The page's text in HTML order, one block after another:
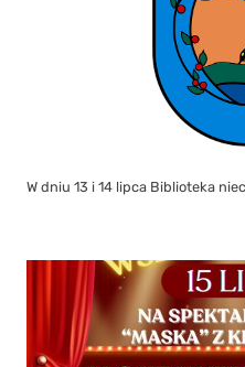
W dniu 13 i 14 lipca Biblioteka